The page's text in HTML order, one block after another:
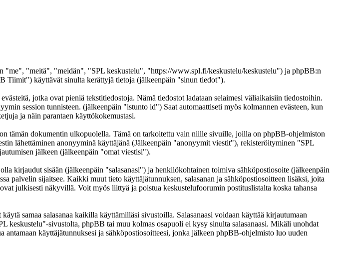
"me", "meitä", "meidän", "SPL keskustelu", "https://www.spl.fi/keskustelu/keskustelu") ja phpBB:n
käyttävät sinulta kerättyjä tietoja (jälkeenpäin "sinun tiedot").
jotka ovat pieniä tekstitiedostoja. Nämä tiedostot ladataan selaimesi väliaikaisiin tiedostoihin.
session tunnisteen. (jälkeenpäin "istunto id") Saat automaattiseti myös kolmannen evästeen, kun
ja näin parantaen käyttökokemustasi.
tämän dokumentin ulkopuolella. Tämä on tarkoitettu vain niille sivuille, joilla on phpBB-ohjelmiston
lähettäminen anonyyminä käyttäjänä (Jälkeenpäin "anonyymit viestit"), rekisteröityminen "SPL
jälkeen (jälkeenpäin "omat viestisi").
kirjaudut sisään (jälkeenpäin "salasanasi") ja henkilökohtainen toimiva sähköpostiosoite (jälkeenpäin
palvelin sijaitsee. Kaikki muut tieto käyttäjätunnuksen, salasanan ja sähköpostiosoitteen lisäksi, joita
julkisesti näkyvillä. Voit myös liittyä ja poistua keskustelufoorumin postituslistalta koska tahansa
samaa salasanaa kaikilla käyttämilläsi sivustoilla. Salasanaasi voidaan käyttää kirjautumaan
keskustelu"-sivustolta, phpBB tai muu kolmas osapuoli ei kysy sinulta salasanaasi. Mikäli unohdat
käyttäjätunnuksesi ja sähköpostiosoitteesi, jonka jälkeen phpBB-ohjelmisto luo uuden